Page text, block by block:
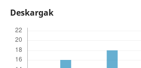
Deskargak